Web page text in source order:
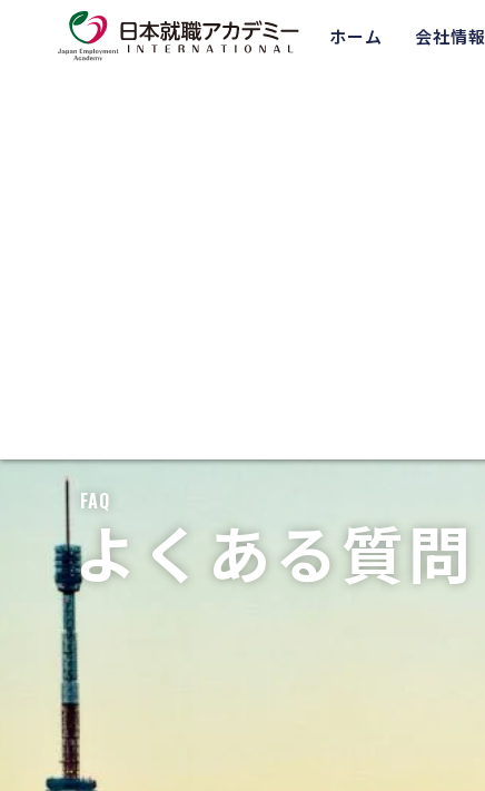
ホーム 会社情報
FAQ
よくある質問